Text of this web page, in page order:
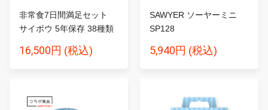
非常食7日間満足セット
サイボウ 5年保存 38種類
16,500円 (税込)
SAWYER ソーヤーミニ
SP128
5,940円 (税込)